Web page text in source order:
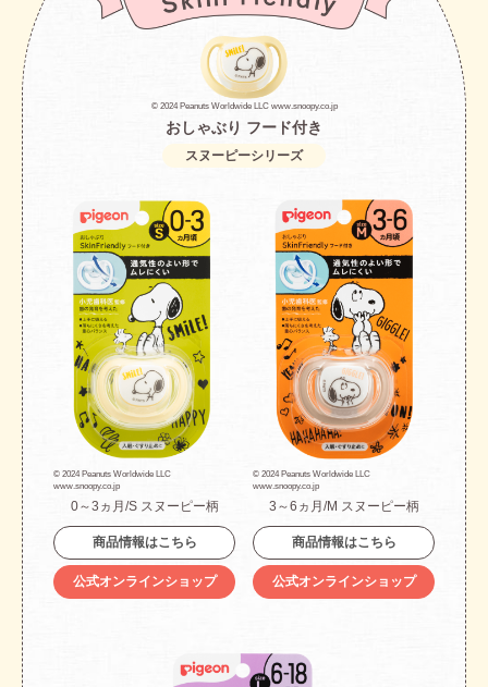
© 2024 Peanuts Worldwide LLC www.snoopy.co.jp
おしゃぶり フード付き
スヌーピーシリーズ
© 2024 Peanuts Worldwide LLC
www.snoopy.co.jp
0～3ヵ月/S スヌーピー柄
商品情報はこちら
公式オンラインショップ
© 2024 Peanuts Worldwide LLC
www.snoopy.co.jp
3～6ヵ月/M スヌーピー柄
商品情報はこちら
公式オンラインショップ